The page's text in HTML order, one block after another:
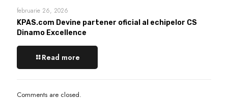
februarie 26, 2026
KPAS.com Devine partener oficial al echipelor CS
Dinamo Excellence
Read more
Comments are closed.